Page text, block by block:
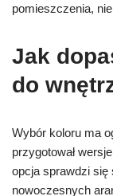
pomieszczenia,
Jak
do
Wybór koloru ma
przygotował
opcja sprawdzi
nowoczesnych